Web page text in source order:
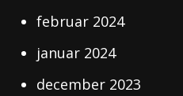
februar 2024
januar 2024
december 2023